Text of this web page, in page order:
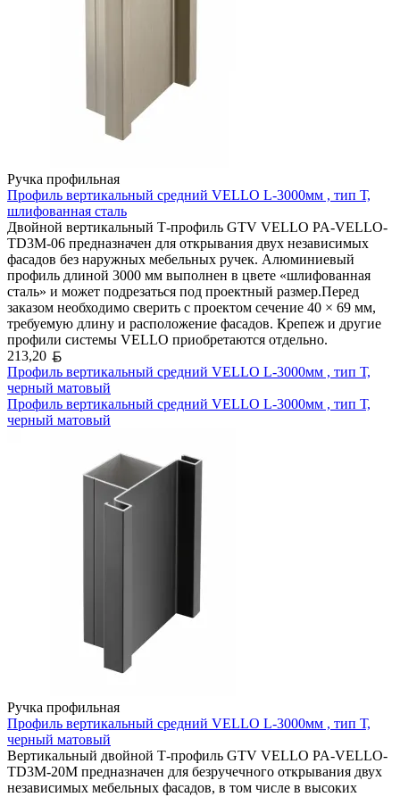
Ручка профильная
Профиль вертикальный средний VELLO L-3000мм , тип Т,
шлифованная сталь
Двойной вертикальный Т-профиль GTV VELLO PA-VELLO-
TD3M-06 предназначен для открывания двух независимых
фасадов без наружных мебельных ручек. Алюминиевый
профиль длиной 3000 мм выполнен в цвете «шлифованная
сталь» и может подрезаться под проектный размер.Перед
заказом необходимо сверить с проектом сечение 40 × 69 мм,
требуемую длину и расположение фасадов. Крепеж и другие
профили системы VELLO приобретаются отдельно.
213,20
Профиль вертикальный средний VELLO L-3000мм , тип Т,
черный матовый
Профиль вертикальный средний VELLO L-3000мм , тип Т,
черный матовый
Ручка профильная
Профиль вертикальный средний VELLO L-3000мм , тип Т,
черный матовый
Вертикальный двойной Т-профиль GTV VELLO PA-VELLO-
TD3M-20M предназначен для безручечного открывания двух
независимых мебельных фасадов, в том числе в высоких